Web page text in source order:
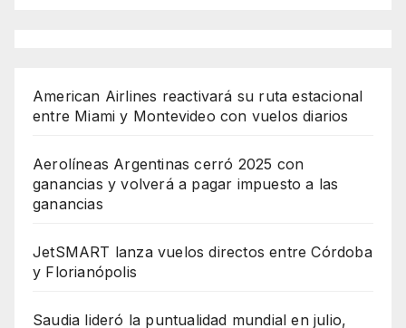
American Airlines reactivará su ruta estacional
entre Miami y Montevideo con vuelos diarios
Aerolíneas Argentinas cerró 2025 con
ganancias y volverá a pagar impuesto a las
ganancias
JetSMART lanza vuelos directos entre Córdoba
y Florianópolis
Saudia lideró la puntualidad mundial en julio,